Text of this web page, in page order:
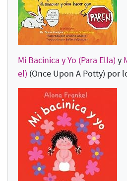
Mi Bacinica y Yo (Para Ella) y
el) (Once Upon A Potty) por